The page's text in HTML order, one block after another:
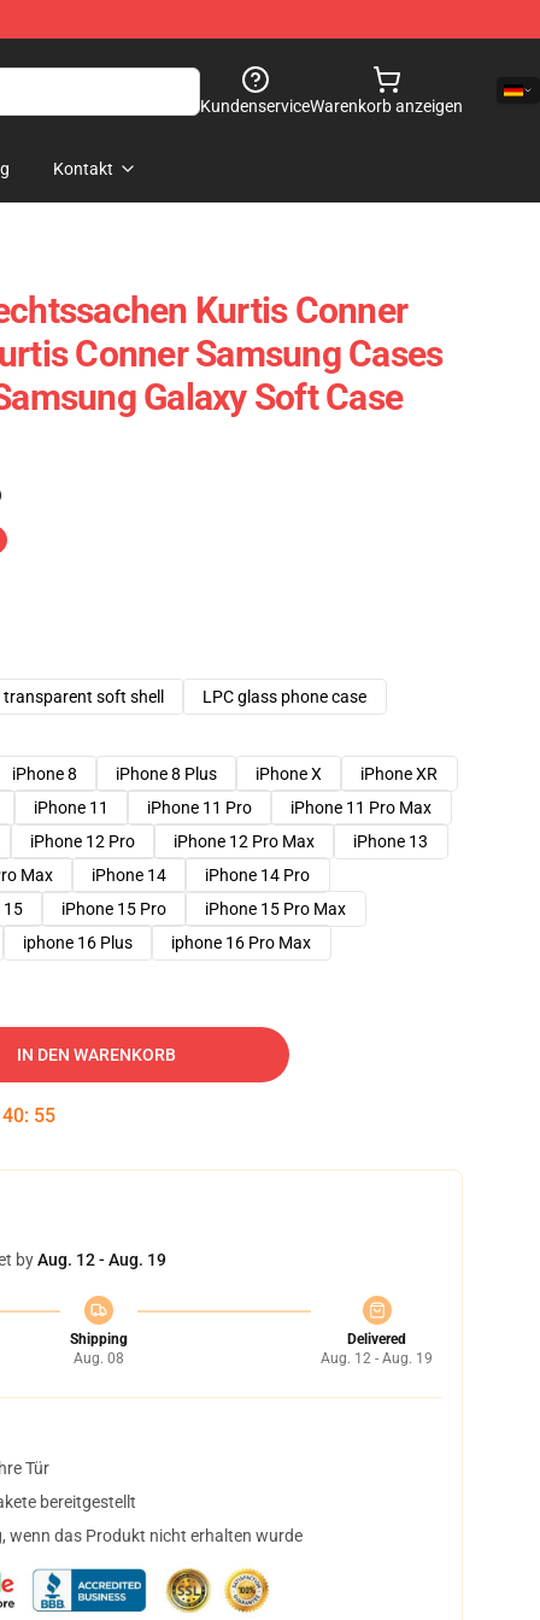
KundenserviceWarenkorb anzeigen
Kontakt
Kurtis Conner
Conner Samsung Cases
Galaxy Soft Case
transparent soft shell
LPC glass phone case
iPhone 8 iPhone 8 Plus iPhone X
iPhone XR
iPhone 11 iPhone 11 Pro
iPhone 11 Pro Max
iPhone 12 Pro iPhone 12 Pro Max
iPhone 13
Max iPhone 14
iPhone 14 Pro
15 iPhone 15 Pro
iPhone 15 Pro Max
iphone 16 Plus iphone 16 Pro Max
IN DEN WARENKORB
40: 54
byAug. 12 - Aug. 19
Shipping
Aug. 08
Delivered
Aug. 12 - Aug. 19
Tür
bereitgestellt
wenn das Produkt nicht erhalten wurde